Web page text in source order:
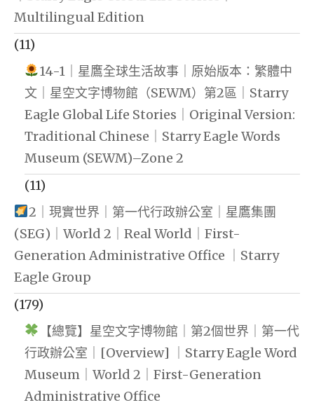
Multilingual Edition
(11)
14-1｜星鷹全球生活故事｜原始版本：繁體中
文｜星空文字博物館（SEWM）第2區｜Starry
Eagle Global Life Stories｜Original Version:
Traditional Chinese｜Starry Eagle Words
Museum (SEWM)–Zone 2
(11)
2｜現實世界｜第一代行政辦公室｜星鷹集團
(SEG)｜World 2｜Real World｜First-
Generation Administrative Office ｜Starry
Eagle Group
(179)
【總覽】星空文字博物館｜第2個世界｜第一代
行政辦公室｜[Overview] ｜Starry Eagle Word
Museum｜World 2｜First-Generation
Administrative Office